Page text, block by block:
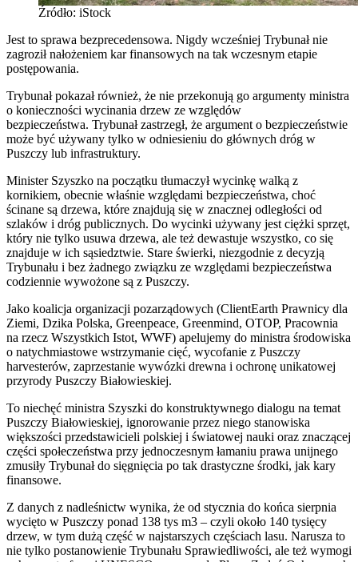
Źródło: iStock
Jest to sprawa bezprecedensowa. Nigdy wcześniej Trybunał nie
zagroził nałożeniem kar finansowych na tak wczesnym etapie
postępowania.
Trybunał pokazał również, że nie przekonują go argumenty ministra
o konieczności wycinania drzew ze względów
bezpieczeństwa. Trybunał zastrzegł, że argument o bezpieczeństwie
może być używany tylko w odniesieniu do głównych dróg w
Puszczy lub infrastruktury.
Minister Szyszko na początku tłumaczył wycinkę walką z
kornikiem, obecnie właśnie względami bezpieczeństwa, choć
ścinane są drzewa, które znajdują się w znacznej odległości od
szlaków i dróg publicznych. Do wycinki używany jest ciężki sprzęt,
który nie tylko usuwa drzewa, ale też dewastuje wszystko, co się
znajduje w ich sąsiedztwie. Stare świerki, niezgodnie z decyzją
Trybunału i bez żadnego związku ze względami bezpieczeństwa
codziennie wywożone są z Puszczy.
Jako koalicja organizacji pozarządowych (ClientEarth Prawnicy dla
Ziemi, Dzika Polska, Greenpeace, Greenmind, OTOP, Pracownia
na rzecz Wszystkich Istot, WWF) apelujemy do ministra środowiska
o natychmiastowe wstrzymanie cięć, wycofanie z Puszczy
harvesterów, zaprzestanie wywózki drewna i ochronę unikatowej
przyrody Puszczy Białowieskiej.
To niechęć ministra Szyszki do konstruktywnego dialogu na temat
Puszczy Białowieskiej, ignorowanie przez niego stanowiska
większości przedstawicieli polskiej i światowej nauki oraz znaczącej
części społeczeństwa przy jednoczesnym łamaniu prawa unijnego
zmusiły Trybunał do sięgnięcia po tak drastyczne środki, jak kary
finansowe.
Z danych z nadleśnictw wynika, że od stycznia do końca sierpnia
wycięto w Puszczy ponad 138 tys m3 – czyli około 140 tysięcy
drzew, w tym dużą część w najstarszych częściach lasu. Narusza to
nie tylko postanowienie Trybunału Sprawiedliwości, ale też wymogi